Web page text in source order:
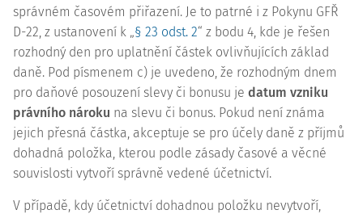
správném časovém přiřazení. Je to patrné i z Pokynu GFŘ
D-22, z ustanovení k „§ 23 odst. 2“ z bodu 4, kde je řešen
rozhodný den pro uplatnění částek ovlivňujících základ
daně. Pod písmenem c) je uvedeno, že rozhodným dnem
pro daňové posouzení slevy či bonusu je datum vzniku
právního nároku na slevu či bonus. Pokud není známa
jejich přesná částka, akceptuje se pro účely daně z příjmů
dohadná položka, kterou podle zásady časové a věcné
souvislosti vytvoří správně vedené účetnictví.
V případě, kdy účetnictví dohadnou položku nevytvoří,